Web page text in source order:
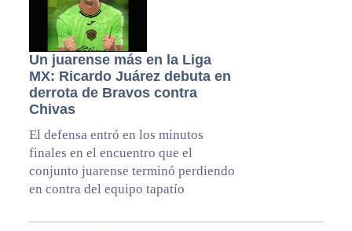
Un juarense más en la Liga
MX: Ricardo Juárez debuta en
derrota de Bravos contra
Chivas
El defensa entró en los minutos
finales en el encuentro que el
conjunto juarense terminó perdiendo
en contra del equipo tapatío